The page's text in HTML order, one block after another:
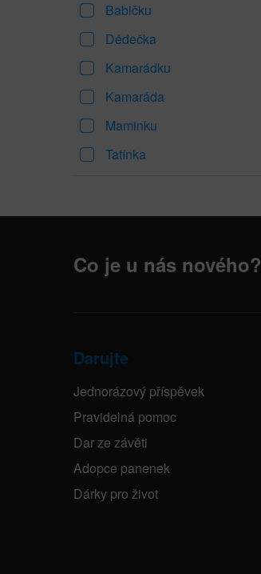
Babičku
Dědečka
Kamarádku
Kamaráda
Maminku
Tatínka
Co je u nás nového?
Darujte
Jednorázový příspěvek
Pravidelná pomoc
Dar ze závěti
Adopce panenek
Dárky pro život